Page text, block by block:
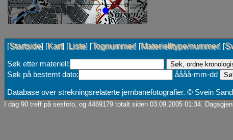
[Startside] [Kart] [Liste] [Tognummer] [Materielltype/nummer] [
Søk etter materiell:
Søk på bestemt dato:
åååå-mm-dd
Database over strekningsrelaterte jernbanefotografier. © Svein
I dag 90 treff på sesfoto, og 4469179 totalt siden 03.09.2005 01:34.